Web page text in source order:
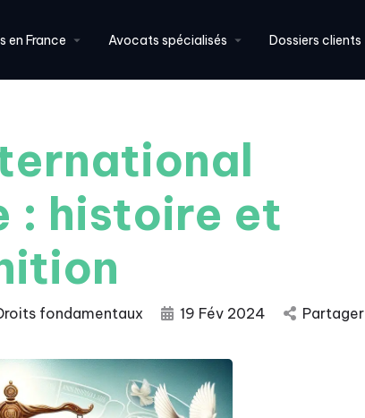
en France Avocats spécialisés Dossiers clients
: histoire et
fondamentaux 19 Fév 2024 Partager